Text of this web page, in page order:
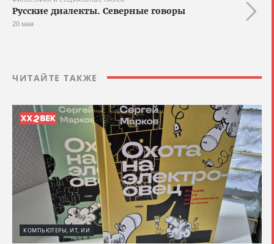
Русские диалекты. Северные говоры
20 мая
ЧИТАЙТЕ ТАКЖЕ
КОМПЬЮТЕРЫ, ИТ, ИИ